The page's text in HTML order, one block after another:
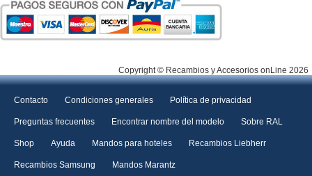
Copyright © Recambios y Accesorios onLine 2026
Contacto Condiciones generales Política de privacidad
Preguntas frecuentes Encontrar nombre del modelo Sobre RAL
Shop Ayuda Mandos para hoteles Recambios Liebherr
Recambios Samsung Mandos Marantz